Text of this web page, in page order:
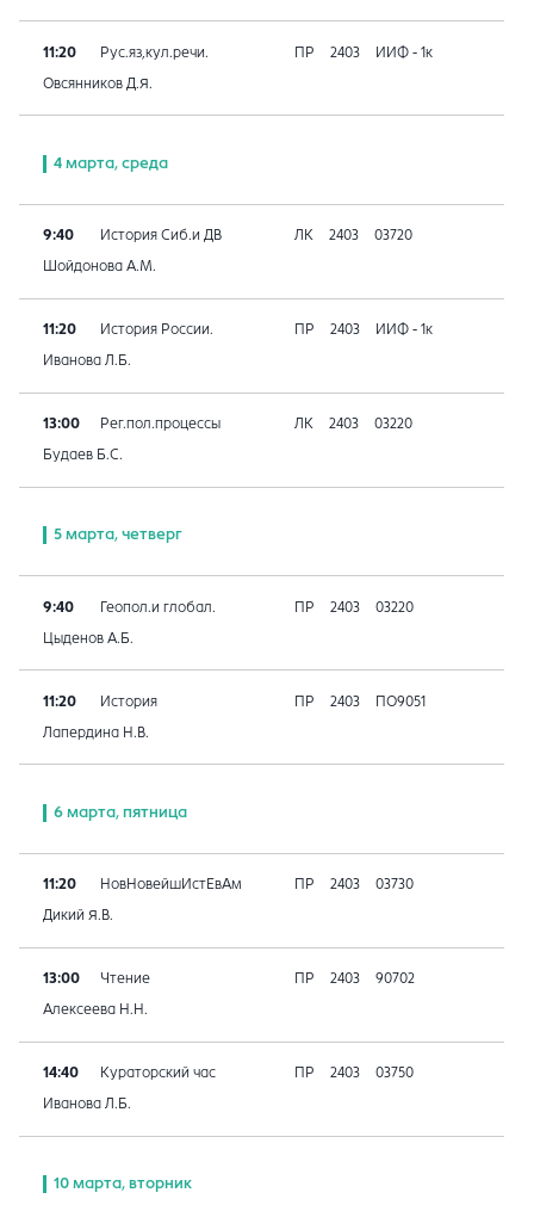
11:20 Рус.яз,кул.речи. ПР 2403 ИИФ - 1к
Овсянников Д.Я.
4 марта, среда
9:40 История Сиб.и ДВ ЛК 2403 03720
Шойдонова А.М.
11:20 История России. ПР 2403 ИИФ - 1к
Иванова Л.Б.
13:00 Рег.пол.процессы ЛК 2403 03220
Будаев Б.С.
5 марта, четверг
9:40 Геопол.и глобал. ПР 2403 03220
Цыденов А.Б.
11:20 История ПР 2403 ПО9051
Лапердина Н.В.
6 марта, пятница
11:20 НовНовейшИстЕвАм ПР 2403 03730
Дикий Я.В.
13:00 Чтение ПР 2403 90702
Алексеева Н.Н.
14:40 Кураторский час ПР 2403 03750
Иванова Л.Б.
10 марта, вторник